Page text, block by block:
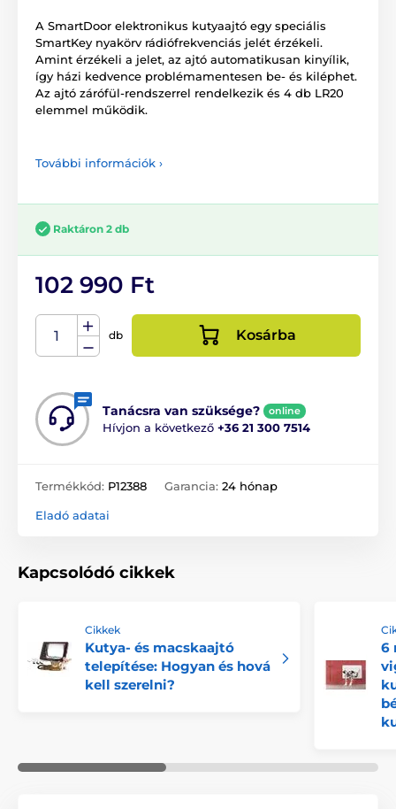
A SmartDoor elektronikus kutyaajtó egy speciális
SmartKey nyakörv rádiófrekvenciás jelét érzékeli.
Amint érzékeli a jelet, az ajtó automatikusan kinyílik,
így házi kedvence problémamentesen be- és kiléphet.
Az ajtó zárófül-rendszerrel rendelkezik és 4 db LR20
elemmel működik.
További információk ›
Raktáron 2 db
102 990 Ft
db Kosárba
Tanácsra van szüksége? online
Hívjon a következő +36 21 300 7514
Termékkód: P12388 Garancia: 24 hónap
Eladó adatai
Kapcsolódó cikkek
Cikkek
Kutya- és macskaajtó
telepítése: Hogyan és hová
kell szerelni?
6